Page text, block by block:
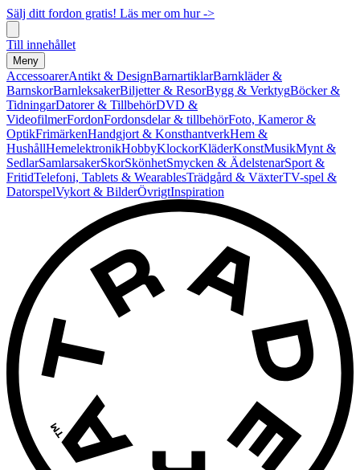
Sälj ditt fordon gratis! Läs mer om hur ->
Till innehållet
Meny
AccessoarerAntikt & DesignBarnartiklarBarnkläder &
BarnskorBarnleksakerBiljetter & ResorBygg & VerktygBöcker &
TidningarDatorer & TillbehörDVD &
VideofilmerFordonFordonsdelar & tillbehörFoto, Kameror &
OptikFrimärkenHandgjort & KonsthantverkHem &
HushållHemelektronikHobbyKlockorKläderKonstMusikMynt &
SedlarSamlarsakerSkorSkönhetSmycken & ÄdelstenarSport &
FritidTelefoni, Tablets & WearablesTrädgård & VäxterTV-spel &
DatorspelVykort & BilderÖvrigtInspiration